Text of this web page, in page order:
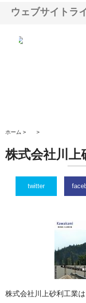
ウェブサイトラ
ホーム > >
株式会社川上
twitter
株式会社川上砂利工業